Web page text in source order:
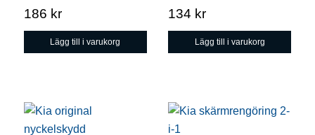
186 kr
Lägg till i varukorg
134 kr
Lägg till i varukorg
Den
här